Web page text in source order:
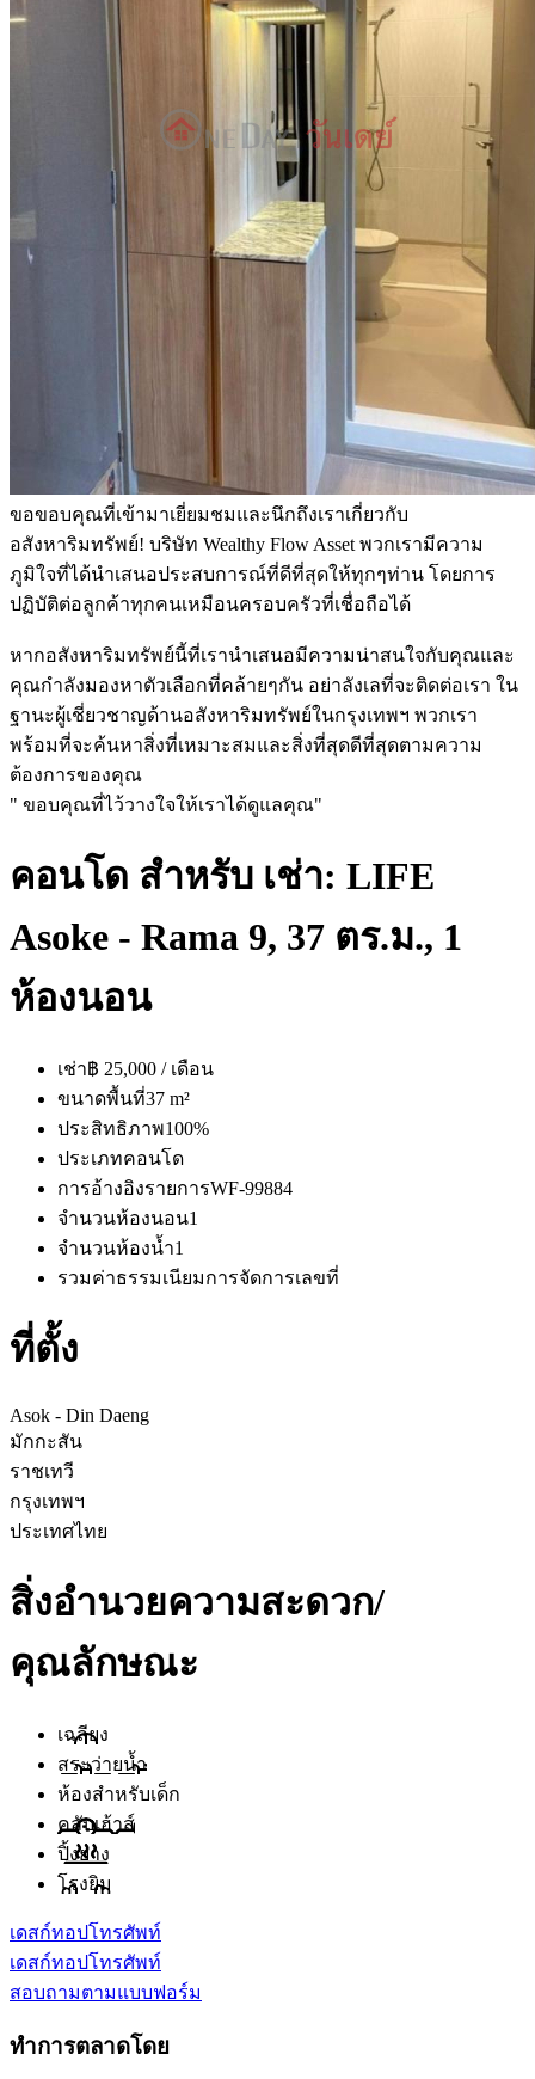
ขอขอบคุณที่เข้ามาเยี่ยมชมและนึกถึงเราเกี่ยวกับ
อสังหาริมทรัพย์! บริษัท Wealthy Flow Asset พวกเรามีความ
ภูมิใจที่ได้นำเสนอประสบการณ์ที่ดีที่สุดให้ทุกๆท่าน โดยการ
ปฏิบัติต่อลูกค้าทุกคนเหมือนครอบครัวที่เชื่อถือได้
หากอสังหาริมทรัพย์นี้ที่เรานำเสนอมีความน่าสนใจกับคุณและ
คุณกำลังมองหาตัวเลือกที่คล้ายๆกัน อย่าลังเลที่จะติดต่อเรา ใน
ฐานะผู้เชี่ยวชาญด้านอสังหาริมทรัพย์ในกรุงเทพฯ พวกเรา
พร้อมที่จะค้นหาสิ่งที่เหมาะสมและสิ่งที่สุดดีที่สุดตามความ
ต้องการของคุณ
" ขอบคุณที่ไว้วางใจให้เราได้ดูแลคุณ"
คอนโด สำหรับ เช่า: LIFE
Asoke - Rama 9, 37 ตร.ม., 1
ห้องนอน
เช่า฿ 25,000 / เดือน
ขนาดพื้นที่37 m²
ประสิทธิภาพ100%
ประเภทคอนโด
การอ้างอิงรายการWF-99884
จำนวนห้องนอน1
จำนวนห้องน้ำ1
รวมค่าธรรมเนียมการจัดการเลขที่
ที่ตั้ง
Asok - Din Daeng
มักกะสัน
ราชเทวี
กรุงเทพฯ
ประเทศไทย
สิ่งอำนวยความสะดวก/
คุณลักษณะ
เฉลียง
สระว่ายน้ำ
ห้องสำหรับเด็ก
คลับเฮ้าส์
ปิ้งย่าง
โรงยิม
เดสก์ทอปโทรศัพท์
เดสก์ทอปโทรศัพท์
สอบถามตามแบบฟอร์ม
ทำการตลาดโดย